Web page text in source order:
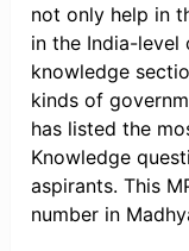
not only help in
in the India-level
knowledge
kinds of
has listed the
Knowledge
aspirants. This
number in